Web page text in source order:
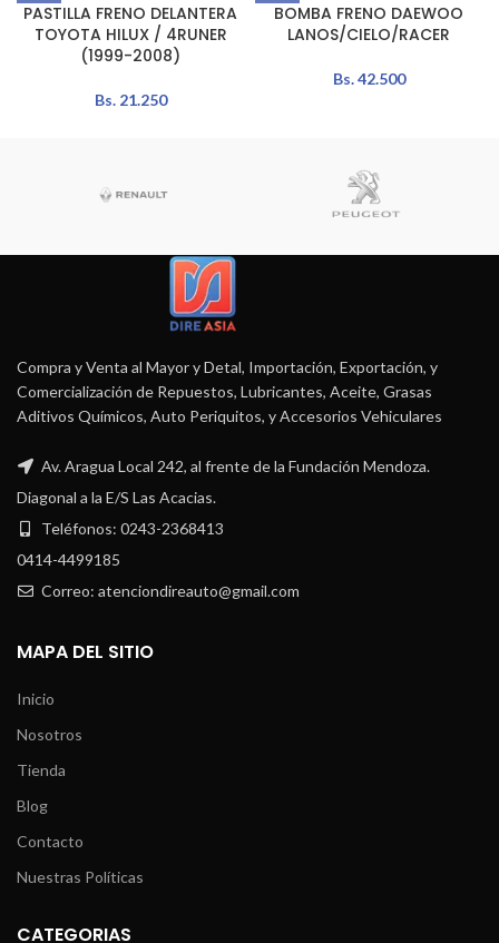
PASTILLA FRENO DELANTERA
TOYOTA HILUX / 4RUNER
(1999-2008)
Bs.21.250
BOMBA FRENO DAEWOO
LANOS/CIELO/RACER
Bs.42.500
Compra y Venta al Mayor y Detal, Importación, Exportación, y
Comercialización de Repuestos, Lubricantes, Aceite, Grasas
Aditivos Químicos, Auto Periquitos, y Accesorios Vehiculares
Av. Aragua Local 242, al frente de la Fundación Mendoza.
Diagonal a la E/S Las Acacias.
Teléfonos: 0243-2368413
0414-4499185
Correo: atenciondireauto@gmail.com
MAPA DEL SITIO
Inicio
Nosotros
Tienda
Blog
Contacto
Nuestras Políticas
CATEGORIAS